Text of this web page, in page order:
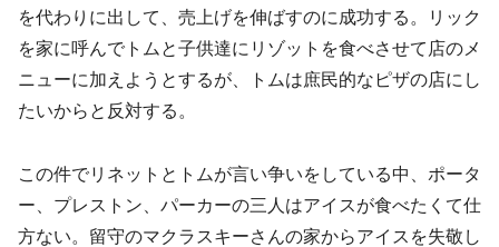
を代わりに出して、売上げを伸ばすのに成功する。リック
を家に呼んでトムと子供達にリゾットを食べさせて店のメ
ニューに加えようとするが、トムは庶民的なピザの店にし
たいからと反対する。
この件でリネットとトムが言い争いをしている中、ポータ
ー、プレストン、パーカーの三人はアイスが食べたくて仕
方ない。留守のマクラスキーさんの家からアイスを失敬し